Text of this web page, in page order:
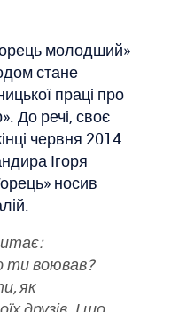
молодший»
стане
праці про
До речі, своє
червня 2014
Ігоря
носив
ти воював?
як